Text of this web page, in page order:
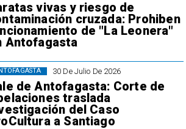
vivas y riesgo de
cruzada: Prohiben
de "La Leonera"
Antofagasta
30 De Julio De 2026
de Antofagasta: Corte de
traslada
del Caso
a Santiago